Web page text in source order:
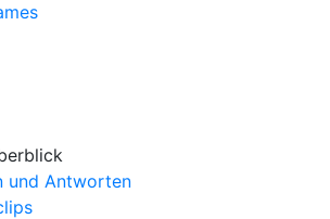
und Antworten